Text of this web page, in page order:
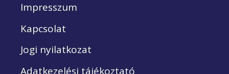
Impresszum
Kapcsolat
Jogi nyilatkozat
Adatkezelési tájékoztató